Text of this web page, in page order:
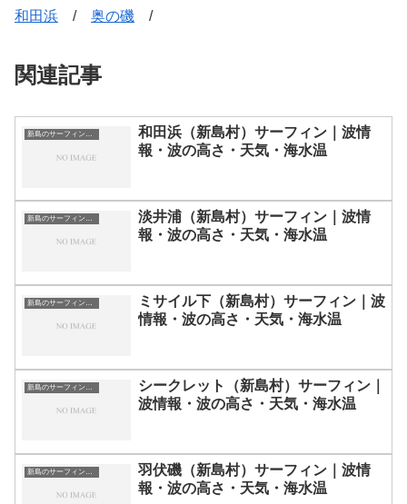
和田浜 / 奥の磯 /
関連記事
新島のサーフィン波情報・ポイント・スポット一覧
和田浜（新島村）サーフィン｜波情
報・波の高さ・天気・海水温
新島のサーフィン波情報・ポイント・スポット一覧
淡井浦（新島村）サーフィン｜波情
報・波の高さ・天気・海水温
ミサイル下（新島村）サーフィン｜波
情報・波の高さ・天気・海水温
シークレット（新島村）サーフィン｜
波情報・波の高さ・天気・海水温
羽伏磯（新島村）サーフィン｜波情
報・波の高さ・天気・海水温